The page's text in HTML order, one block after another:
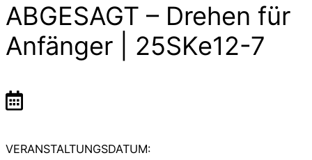
ABGESAGT – Drehen für
Anfänger | 25SKe12-7
VERANSTALTUNGSDATUM: